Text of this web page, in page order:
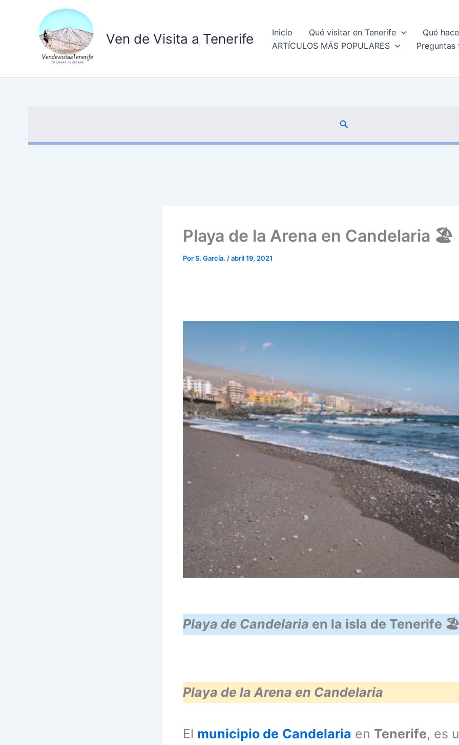
Ven de Visita a Tenerife Inicio Qué visitar en Tenerife
Qué
ARTÍCULOS MÁS POPULARES
Preguntas
Buscar
Playa de la Arena en Candelaria 🏖️
PorS. García. /abril 19, 2021
Playa de Candelaria en la isla de Tenerife
Playa de la Arena en Candelaria
El municipio de Candelaria en Tenerife, es